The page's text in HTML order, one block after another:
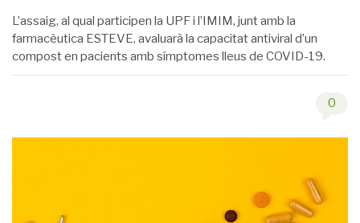
L’assaig, al qual participen la UPF i l’IMIM, junt amb la
farmacèutica ESTEVE, avaluarà la capacitat antiviral d’un
compost en pacients amb símptomes lleus de COVID-19.
0